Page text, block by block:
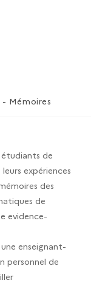
Mémoires
de
expériences
des
de
evidence-
enseignant-
personnel de